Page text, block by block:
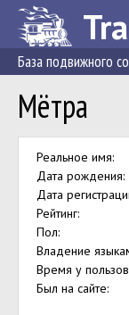
База подвижного
Мётра
Реальное имя:
Дата рождения:
Дата
Рейтинг:
Пол:
Владение
Время у
Был на сайте: